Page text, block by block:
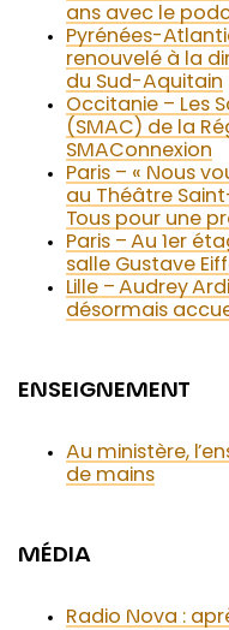
ans avec le
Pyrénées-
renouvelé à la
du Sud-Aquitain
Occitanie – Les
(SMAC) de la
SMAConnexion
Paris – « Nous
au Théâtre
Tous pour une
Paris – Au 1er
salle Gustave
Lille – Audrey
désormais
ENSEIGNEMENT
Au ministère,
de mains
MÉDIA
Radio Nova :